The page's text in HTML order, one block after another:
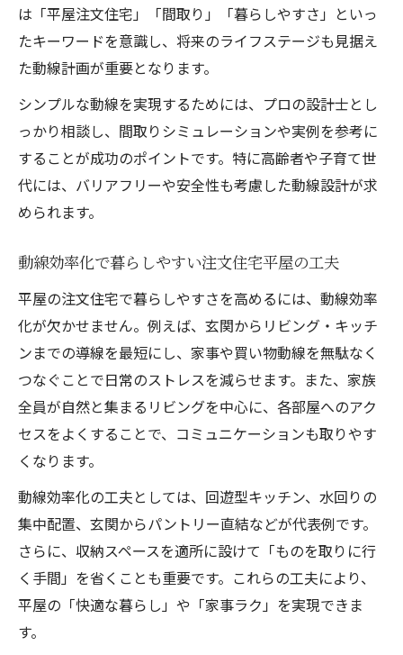
は「平屋注文住宅」「間取り」「暮らしやすさ」といっ
たキーワードを意識し、将来のライフステージも見据え
た動線計画が重要となります。
シンプルな動線を実現するためには、プロの設計士とし
っかり相談し、間取りシミュレーションや実例を参考に
することが成功のポイントです。特に高齢者や子育て世
代には、バリアフリーや安全性も考慮した動線設計が求
められます。
動線効率化で暮らしやすい注文住宅平屋の工夫
平屋の注文住宅で暮らしやすさを高めるには、動線効率
化が欠かせません。例えば、玄関からリビング・キッチ
ンまでの導線を最短にし、家事や買い物動線を無駄なく
つなぐことで日常のストレスを減らせます。また、家族
全員が自然と集まるリビングを中心に、各部屋へのアク
セスをよくすることで、コミュニケーションも取りやす
くなります。
動線効率化の工夫としては、回遊型キッチン、水回りの
集中配置、玄関からパントリー直結などが代表例です。
さらに、収納スペースを適所に設けて「ものを取りに行
く手間」を省くことも重要です。これらの工夫により、
平屋の「快適な暮らし」や「家事ラク」を実現できま
す。